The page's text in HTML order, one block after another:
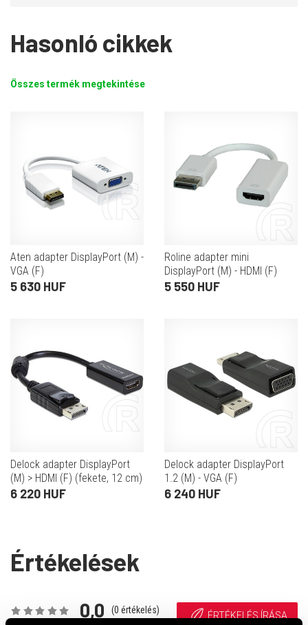
Hasonló cikkek
Összes termék megtekintése
Aten adapter DisplayPort (M) -
VGA (F)
5 630 HUF
Roline adapter mini
DisplayPort (M) - HDMI (F)
5 550 HUF
Delock adapter DisplayPort
(M) > HDMI (F) (fekete, 12 cm)
6 220 HUF
Delock adapter DisplayPort
1.2 (M) - VGA (F)
6 240 HUF
Értékelések
0,0 (0 értékelés) ÉRTÉKELÉS ÍRÁSA